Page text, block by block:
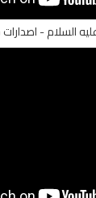
السلام - اصدارات